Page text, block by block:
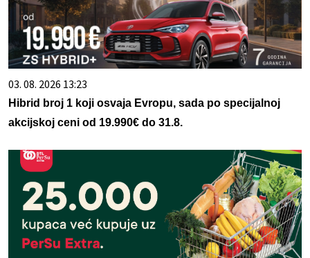
03. 08. 2026 13:23
Hibrid broj 1 koji osvaja Evropu, sada po specijalnoj
akcijskoj ceni od 19.990€ do 31.8.